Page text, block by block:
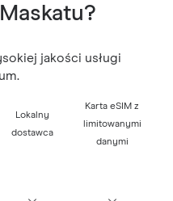
jakości usługi
Lokalny
dostawca
Karta eSIM z
limitowanymi
danymi